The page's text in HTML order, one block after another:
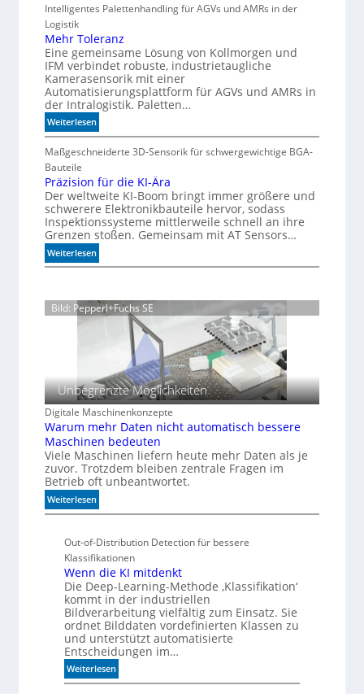
G
h
ä
u
s
e
e
h
u
n
g
e
v
r
i
a
b
l
S
t
u
e
r
u
ng
s
p
e
e
d
i
m
A
q
a
r
i
u
m
Intelligentes Palettenhandling für AGVs und AMRs in der
Logistik
Mehr Toleranz
Eine gemeinsame Lösung von Kollmorgen und
IFM verbindet robuste, industrietaugliche
Kamerasensorik mit einer
Automatisierungsplattform für AGVs und AMRs in
der Intralogistik. Paletten…
Weiterlesen:
M
e
r
T
o
l
e
r
a
Maßgeschneiderte 3D-Sensorik für schwergewichtige BGA-
Bauteile
Präzision für die KI-Ära
Der weltweite KI-Boom bringt immer größere und
schwerere Elektronikbauteile hervor, sodass
Inspektionssysteme mittlerweile schnell an ihre
Grenzen stoßen. Gemeinsam mit AT Sensors…
Weiterlesen:
P
z
n
f
ü
r
d
i
e
K
I
-
r
a
Bild: Pepperl+Fuchs SE
Unbegrenzte Möglichkeiten
Digitale Maschinenkonzepte
Warum mehr Daten nicht automatisch bessere
Maschinen bedeuten
Viele Maschinen liefern heute mehr Daten als je
zuvor. Trotzdem bleiben zentrale Fragen im
Betrieb oft unbeantwortet.
Weiterlesen:
W
r
u
m
m
e
h
r
D
a
t
Out-of-Distribution Detection für bessere
Klassifikationen
Wenn die KI mitdenkt
Die Deep-Learning-Methode ‚Klassifikation‘
kommt in der industriellen
Bildverarbeitung vielfältig zum Einsatz. Sie
ordnet Bilddaten vordefinierten Klassen zu
und unterstützt automatisierte
Entscheidungen im…
Weiterlesen:
W